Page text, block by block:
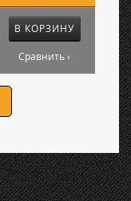
В КОРЗИНУ
Сравнить ›